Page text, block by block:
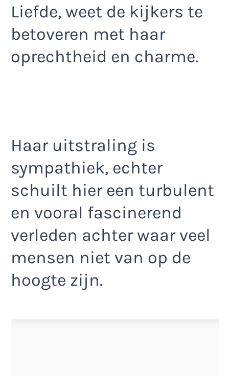
Liefde, weet de kijkers te
betoveren met haar
oprechtheid en charme.
Haar uitstraling is
sympathiek, echter
schuilt hier een turbulent
en vooral fascinerend
verleden achter waar veel
mensen niet van op de
hoogte zijn.